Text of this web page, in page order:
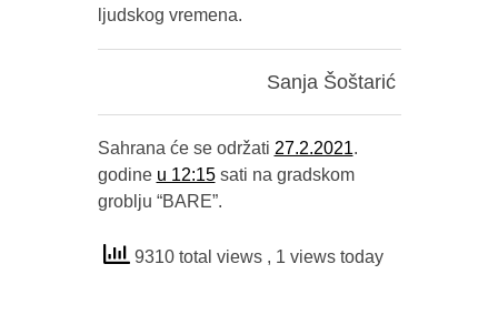
ljudskog vremena.
Sanja Šoštarić
Sahrana će se održati 27.2.2021.
godine u 12:15sati na gradskom
groblju “BARE”.
9310 total views , 1 views today